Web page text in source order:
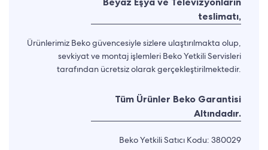
teslimatı,
Ürünlerimiz Beko güvencesiyle sizlere ulaştırılmakta olup,
sevkiyat ve montaj işlemleri Beko Yetkili Servisleri
tarafından ücretsiz olarak gerçekleştirilmektedir.
Tüm Ürünler Beko Garantisi
Altındadır.
Beko Yetkili Satıcı Kodu: 380029